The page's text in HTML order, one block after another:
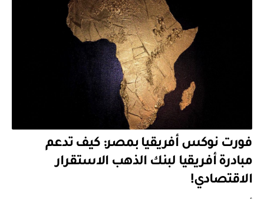
فورت نوكس أفريقيا بمصر: كيف تدعم
مبادرة أفريقيا لبنك الذهب الاستقرار
الاقتصادي!